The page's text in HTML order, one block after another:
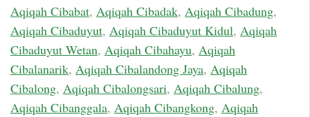
Aqiqah Cibabat, Aqiqah Cibadak, Aqiqah Cibadung,
Aqiqah Cibaduyut, Aqiqah Cibaduyut Kidul, Aqiqah
Cibaduyut Wetan, Aqiqah Cibahayu, Aqiqah
Cibalanarik, Aqiqah Cibalandong Jaya, Aqiqah
Cibalong, Aqiqah Cibalongsari, Aqiqah Cibalung,
Aqiqah Cibanggala, Aqiqah Cibangkong, Aqiqah